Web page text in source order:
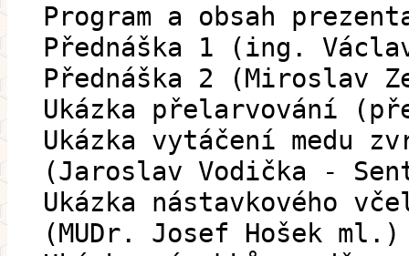
Program a obsah
Přednáška 1 (ing.
Přednáška 2 (Miroslav
Ukázka přelarvování
Ukázka vytáčení medu
(Jaroslav Vodička -
Ukázka nástavkového
(MUDr. Josef Hošek ml.)